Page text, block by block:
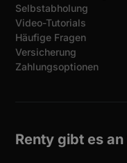
Selbstabholung
Video-Tutorials
Häufige Fragen
Versicherung
Zahlungsoptionen
Renty gibt es an